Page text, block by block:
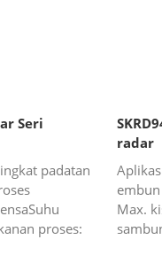
Seri
padatan
proses:
radar
Max.